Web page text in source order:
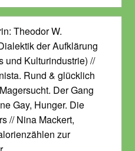
Theodor W.
der Aufklärung
und Kulturindustrie) //
Rund & glücklich
Der Gang
Gay, Hunger. Die
// Nina Mackert,
zur